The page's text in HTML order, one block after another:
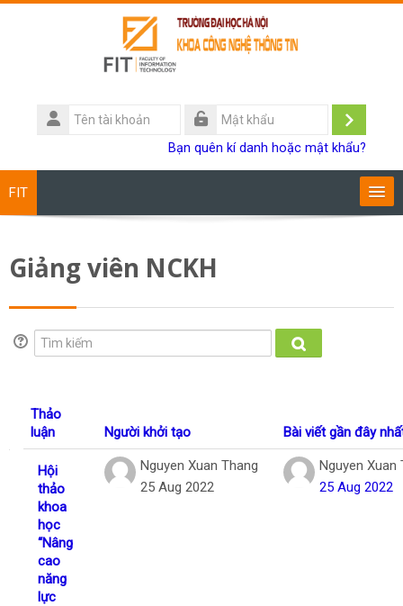
Tên
tài
Đăng
Bạn quên kí danh hoặc mật khẩu?
FIT
Giảng viên
Sinh viên
Tiếng Việt
Tìm
khoá
Gửi
Giảng viên NCKH
Tìm kiếm
Tìm kiếm
Danh sách các cuộc thảo luận. Đang
Thảo
luận
Người khởi tạo Bài viết gần đây
Hội
thảo
khoa
học
“Nâng
cao
năng
lực
Nguyen Xuan Thang
25 Aug 2022
Nguyen Xuan
25 Aug 2022